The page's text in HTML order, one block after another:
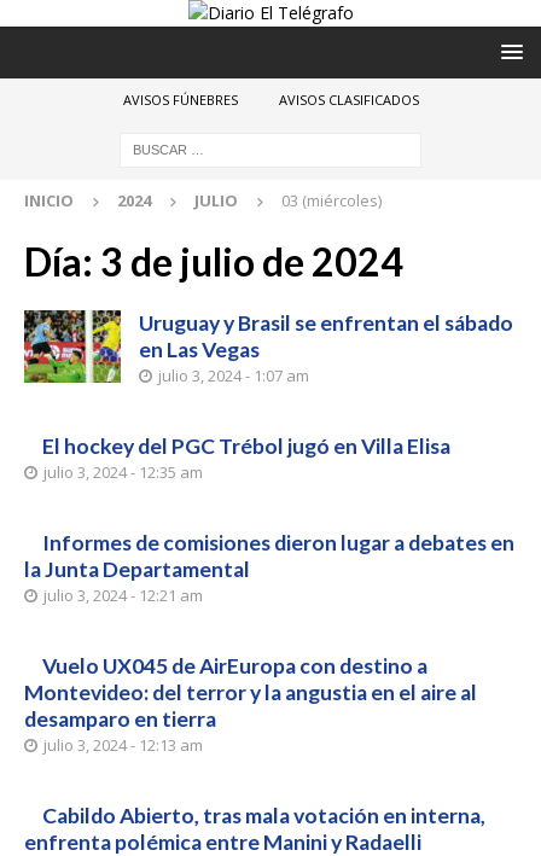
AVISOS FÚNEBRES AVISOS CLASIFICADOS
INICIO 2024 JULIO 03 (miércoles)
Día: 3 de julio de 2024
Uruguay y Brasil se enfrentan el sábado
en Las Vegas
julio 3, 2024 - 1:07 am
El hockey del PGC Trébol jugó en Villa Elisa
julio 3, 2024 - 12:35 am
Informes de comisiones dieron lugar a debates en
la Junta Departamental
julio 3, 2024 - 12:21 am
Vuelo UX045 de AirEuropa con destino a
Montevideo: del terror y la angustia en el aire al
desamparo en tierra
julio 3, 2024 - 12:13 am
Cabildo Abierto, tras mala votación en interna,
enfrenta polémica entre Manini y Radaelli